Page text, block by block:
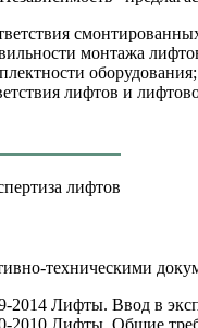
монтажа
оборудования;
лифтов и
техническими
2014 Лифты. Ввод в
Лифты. Общие